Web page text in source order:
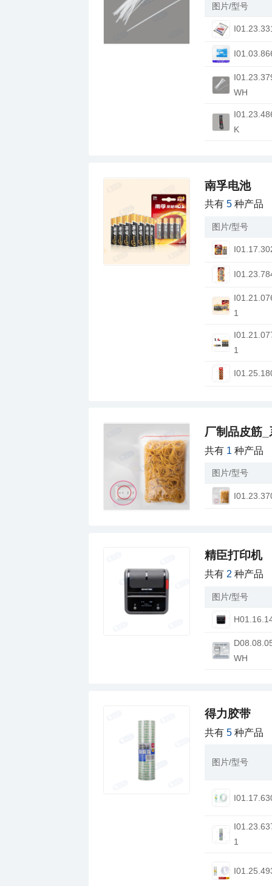
图片/型号
WH
K
南孚电池
共有5 种产品
图片/型号
1
1
厂制品皮筋
共有 1 种产品
图片/型号
精臣打印机
共有 2 种产品
图片/型号
WH
得力胶带
共有5 种产品
图片/型号
1